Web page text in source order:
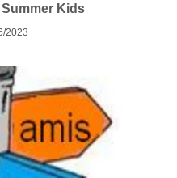
Summer Kids
2023